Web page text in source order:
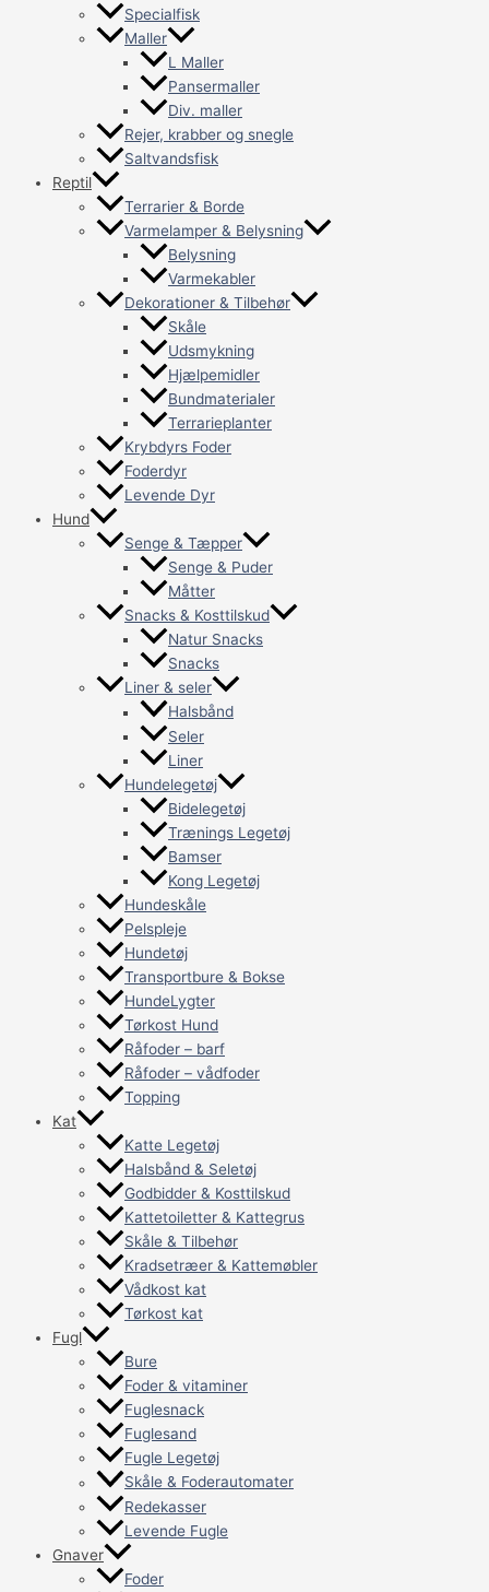
Specialfisk
Maller
L Maller
Pansermaller
Div. maller
Rejer, krabber og snegle
Saltvandsfisk
Reptil
Terrarier & Borde
Varmelamper & Belysning
Belysning
Varmekabler
Dekorationer & Tilbehør
Skåle
Udsmykning
Hjælpemidler
Bundmaterialer
Terrarieplanter
Krybdyrs Foder
Foderdyr
Levende Dyr
Hund
Senge & Tæpper
Senge & Puder
Måtter
Snacks & Kosttilskud
Natur Snacks
Snacks
Liner & seler
Halsbånd
Seler
Liner
Hundelegetøj
Bidelegetøj
Trænings Legetøj
Bamser
Kong Legetøj
Hundeskåle
Pelspleje
Hundetøj
Transportbure & Bokse
HundeLygter
Tørkost Hund
Råfoder – barf
Råfoder – vådfoder
Topping
Kat
Katte Legetøj
Halsbånd & Seletøj
Godbidder & Kosttilskud
Kattetoiletter & Kattegrus
Skåle & Tilbehør
Kradsetræer & Kattemøbler
Vådkost kat
Tørkost kat
Fugl
Bure
Foder & vitaminer
Fuglesnack
Fuglesand
Fugle Legetøj
Skåle & Foderautomater
Redekasser
Levende Fugle
Gnaver
Foder